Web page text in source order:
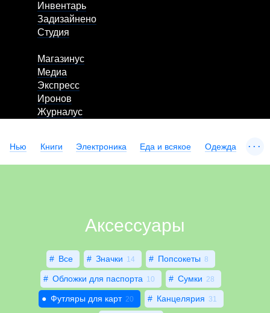
Инвентарь
Задизайнено
Студия
Магазинус
Медиа
Экспресс
Иронов
Журналус
Нью Книги Электроника Еда и всякое Одежда ...
Аксессуары
Все Значки 14 Попсокеты 8
Обложки для паспорта 10 Сумки 28
Футляры для карт 20 Канцелярия 31